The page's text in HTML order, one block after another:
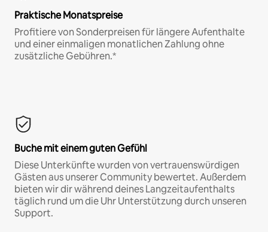
Praktische Monatspreise
Profitiere von Sonderpreisen für längere Aufenthalte
und einer einmaligen monatlichen Zahlung ohne
zusätzliche Gebühren.*
Buche mit einem guten Gefühl
Diese Unterkünfte wurden von vertrauenswürdigen
Gästen aus unserer Community bewertet. Außerdem
bieten wir dir während deines Langzeitaufenthalts
täglich rund um die Uhr Unterstützung durch unseren
Support.